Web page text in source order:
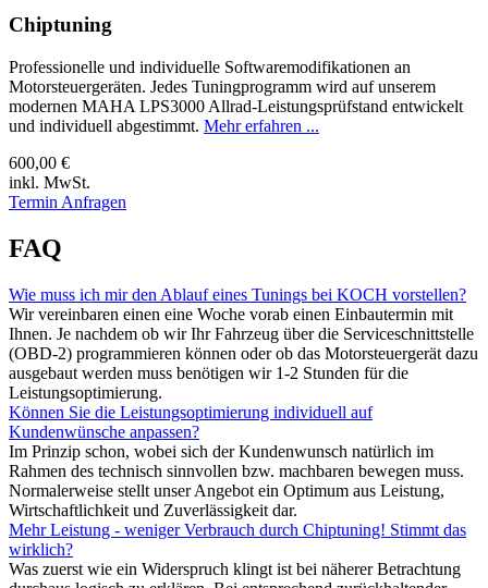
Chiptuning
Professionelle und individuelle Softwaremodifikationen an
Motorsteuergeräten. Jedes Tuningprogramm wird auf unserem
modernen MAHA LPS3000 Allrad-Leistungsprüfstand entwickelt
und individuell abgestimmt. Mehr erfahren ...
600,00 €
inkl. MwSt.
Termin Anfragen
FAQ
Wie muss ich mir den Ablauf eines Tunings bei KOCH vorstellen?
Wir vereinbaren einen eine Woche vorab einen Einbautermin mit
Ihnen. Je nachdem ob wir Ihr Fahrzeug über die Serviceschnittstelle
(OBD-2) programmieren können oder ob das Motorsteuergerät dazu
ausgebaut werden muss benötigen wir 1-2 Stunden für die
Leistungsoptimierung.
Können Sie die Leistungsoptimierung individuell auf
Kundenwünsche anpassen?
Im Prinzip schon, wobei sich der Kundenwunsch natürlich im
Rahmen des technisch sinnvollen bzw. machbaren bewegen muss.
Normalerweise stellt unser Angebot ein Optimum aus Leistung,
Wirtschaftlichkeit und Zuverlässigkeit dar.
Mehr Leistung - weniger Verbrauch durch Chiptuning! Stimmt das
wirklich?
Was zuerst wie ein Widerspruch klingt ist bei näherer Betrachtung